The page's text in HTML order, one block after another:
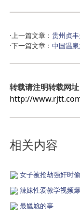
·上一篇文章： 贵州贞
·下一篇文章： 中国温
转载请注明转载网址
http://
相关内容
女子被抢劫强奸时
辣妹性爱教学视频
最尴尬的事